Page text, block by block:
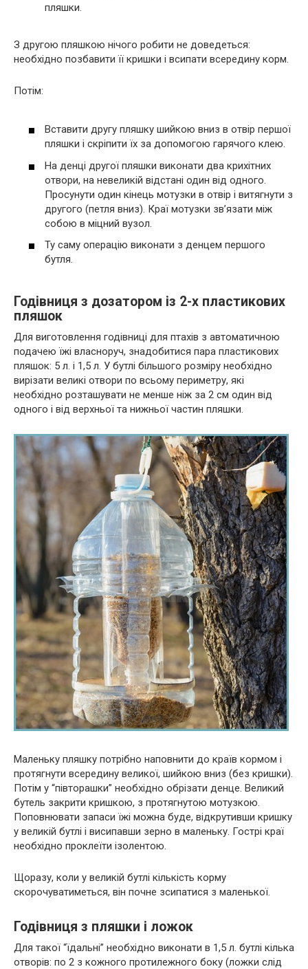
пляшки.
З другою пляшкою нічого робити не доведеться:
необхідно позбавити її кришки і всипати всередину корм.
Потім:
Вставити другу пляшку шийкою вниз в отвір першої
пляшки і скріпити їх за допомогою гарячого клею.
На денці другої пляшки виконати два крихітних
отвори, на невеликій відстані один від одного.
Просунути один кінець мотузки в отвір і витягнути з
другого (петля вниз). Краї мотузки зв’язати між
собою в міцний вузол.
Ту саму операцію виконати з денцем першого
бутля.
Годівниця з дозатором із 2-х пластикових
пляшок
Для виготовлення годівниці для птахів з автоматичною
подачею їжі власноруч, знадобитися пара пластикових
пляшок: 5 л. і 1,5 л. У бутлі більшого розміру необхідно
вирізати великі отвори по всьому периметру, які
необхідно розташувати не менше ніж за 2 см один від
одного і від верхньої та нижньої частин пляшки.
Маленьку пляшку потрібно наповнити до країв кормом і
протягнути всередину великої, шийкою вниз (без кришки).
Потім у “півторашки” необхідно обрізати денце. Великий
бутель закрити кришкою, з протягнутою мотузкою.
Поповнювати запаси їжі можна буде, відкрутивши кришку
у великій бутлі і висипавши зерно в маленьку. Гострі краї
необхідно проклеїти ізолентою.
Щоразу, коли у великій бутлі кількість корму
скорочуватиметься, він почне зсипатися з маленької.
Годівниця з пляшки і ложок
Для такої “їдальні” необхідно виконати в 1,5 л. бутлі кілька
отворів: по 2 з кожного протилежного боку (ложки слід